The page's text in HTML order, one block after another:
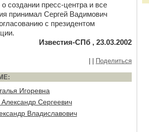
создании пресс-центра и все
принимал Сергей Вадимович
с президентом
Известия-СПб , 23.03.2002
Поделиться
Игоревна
Сергеевич
Владиславович